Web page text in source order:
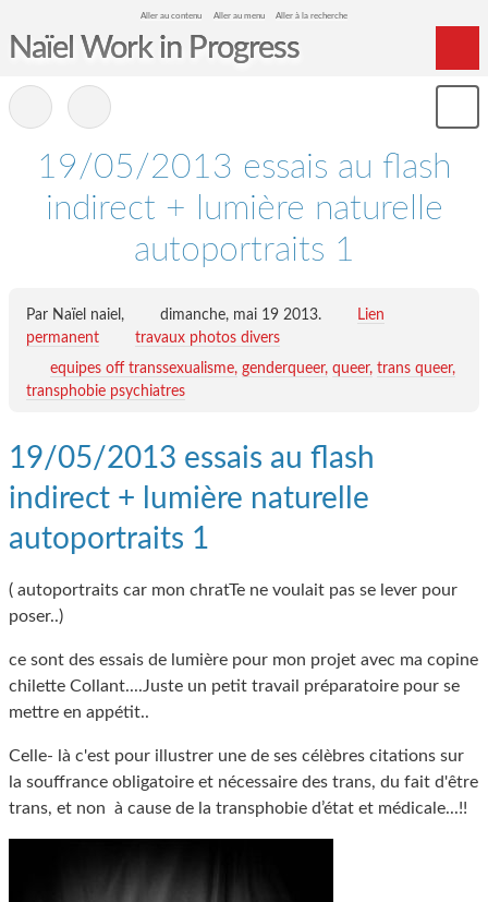
Aller au contenu Aller au menu Aller à la recherche
Naïel Work in Progress
19/05/2013 essais au flash
indirect + lumière naturelle
autoportraits 1
Par Naïel naiel, dimanche, mai 19 2013.
Lien
permanent
travaux photos divers
equipes off transsexualisme genderqueer queer trans queer
transphobie psychiatres
19/05/2013 essais au flash
indirect + lumière naturelle
autoportraits 1
( autoportraits car mon chratTe ne voulait pas se lever pour
poser..)
ce sont des essais de lumière pour mon projet avec ma copine
chilette Collant....Juste un petit travail préparatoire pour se
mettre en appétit..
Celle- là c'est pour illustrer une de ses célèbres citations sur
la souffrance obligatoire et nécessaire des trans, du fait d'être
trans, et non à cause de la transphobie d’état et médicale...!!